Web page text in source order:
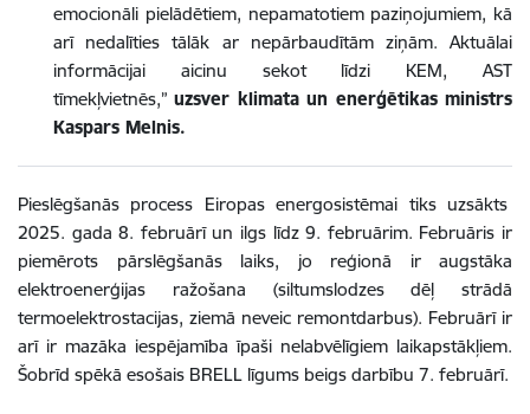
emocionāli pielādētiem, nepamatotiem paziņojumiem, kā
arī nedalīties tālāk ar nepārbaudītām ziņām. Aktuālai
informācijai aicinu sekot līdzi KEM, AST
tīmekļvietnēs,”uzsver klimata un enerģētikas ministrs
Kaspars Melnis.
Pieslēgšanās process Eiropas energosistēmai tiks uzsākts
2025. gada 8. februārī un ilgs līdz 9. februārim. Februāris ir
piemērots pārslēgšanās laiks, jo reģionā ir augstāka
elektroenerģijas ražošana (siltumslodzes dēļ strādā
termoelektrostacijas, ziemā neveic remontdarbus). Februārī ir
arī ir mazāka iespējamība īpaši nelabvēlīgiem laikapstākļiem.
Šobrīd spēkā esošais BRELL līgums beigs darbību 7. februārī.